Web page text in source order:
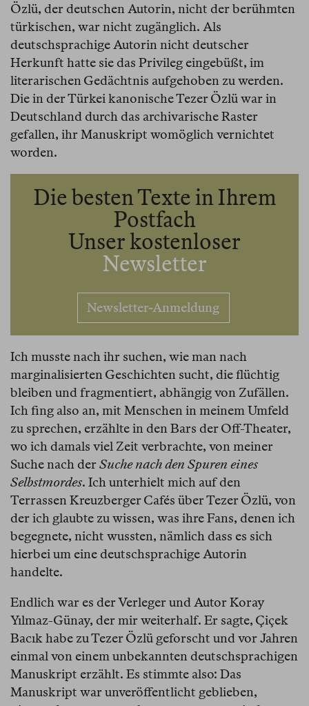
Özlü, der deutschen Autorin, nicht der berühmten
türkischen, war nicht zugänglich. Als
deutschsprachige Autorin nicht deutscher
Herkunft hatte sie das Privileg eingebüßt, im
literarischen Gedächtnis aufgehoben zu werden.
Die in der Türkei kanonische Tezer Özlü war in
Deutschland durch das archivarische Raster
gefallen, ihr Manuskript womöglich vernichtet
worden.
Die besten Texte in Ihrem
Postfach
Unser kostenloser
Newsletter
Newsletter-Anmeldung
Ich musste nach ihr suchen, wie man nach
marginalisierten Geschichten sucht, die flüchtig
bleiben und fragmentiert, abhängig von Zufällen.
Ich fing also an, mit Menschen in meinem Umfeld
zu sprechen, erzählte in den Bars der Off-Theater,
wo ich damals viel Zeit verbrachte, von meiner
Suche nach derSuche nach den Spuren eines
Selbstmordes. Ich unterhielt mich auf den
Terrassen Kreuzberger Cafés über Tezer Özlü, von
der ich glaubte zu wissen, was ihre Fans, denen ich
begegnete, nicht wussten, nämlich dass es sich
hierbei um eine deutschsprachige Autorin
handelte.
Endlich war es der Verleger und Autor Koray
Yılmaz-Günay, der mir weiterhalf. Er sagte, Çiçek
Bacık habe zu Tezer Özlü geforscht und vor Jahren
einmal von einem unbekannten deutschsprachigen
Manuskript erzählt. Es stimmte also: Das
Manuskript war unveröffentlicht geblieben,